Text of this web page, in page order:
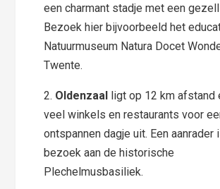
een charmant stadje met een
Bezoek hier bijvoorbeeld het
Natuurmuseum Natura Docet
Twente.
2. Oldenzaal ligt op 12 km afstand
veel winkels en restaurants voor
ontspannen dagje uit. Een aanrader
bezoek aan de historische
Plechelmusbasiliek.